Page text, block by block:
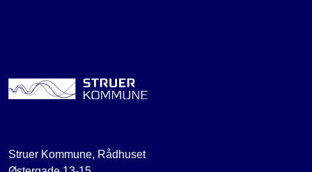
Struer Kommune, Rådhuset